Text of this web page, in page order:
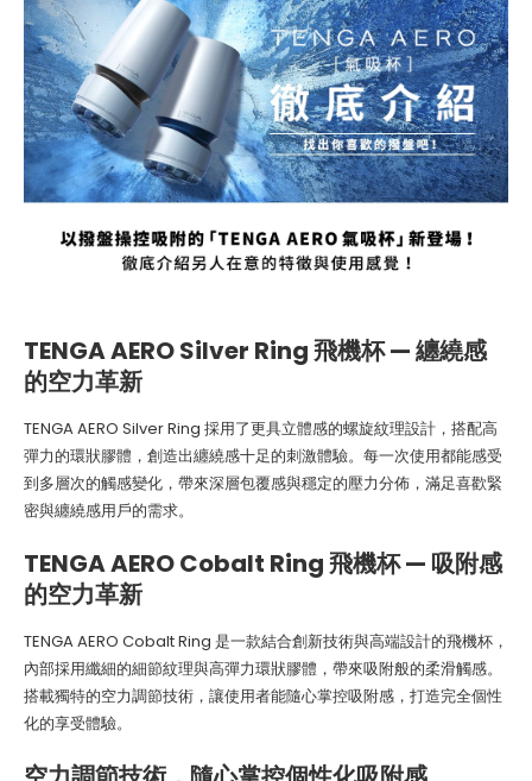
TENGA AERO Silver Ring 飛機杯 — 纏繞感
的空力革新
TENGA AERO Silver Ring 採用了更具立體感的螺旋紋理設計，搭配高
彈力的環狀膠體，創造出纏繞感十足的刺激體驗。每一次使用都能感受
到多層次的觸感變化，帶來深層包覆感與穩定的壓力分佈，滿足喜歡緊
密與纏繞感用戶的需求。
TENGA AERO Cobalt Ring 飛機杯 — 吸附感
的空力革新
TENGA AERO Cobalt Ring 是一款結合創新技術與高端設計的飛機杯，
內部採用纖細的細節紋理與高彈力環狀膠體，帶來吸附般的柔滑觸感。
搭載獨特的空力調節技術，讓使用者能隨心掌控吸附感，打造完全個性
化的享受體驗。